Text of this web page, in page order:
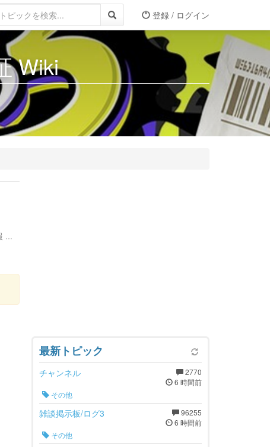
登録 / ログイン
Wiki
...
最新トピック
2770
6 時間前
チャンネル
その他
96255
6 時間前
雑談掲示板/ログ3
その他